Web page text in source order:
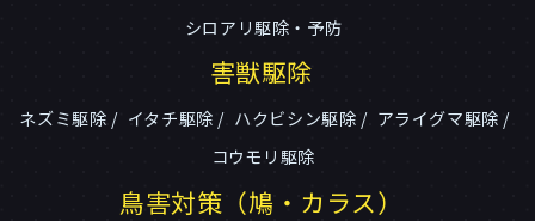
シロアリ駆除・予防
害獣駆除
ネズミ駆除 イタチ駆除 ハクビシン駆除
アライグマ駆除
コウモリ駆除
鳥害対策（鳩・カラス）